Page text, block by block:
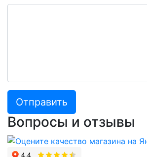
Отправить
Вопросы и отзывы